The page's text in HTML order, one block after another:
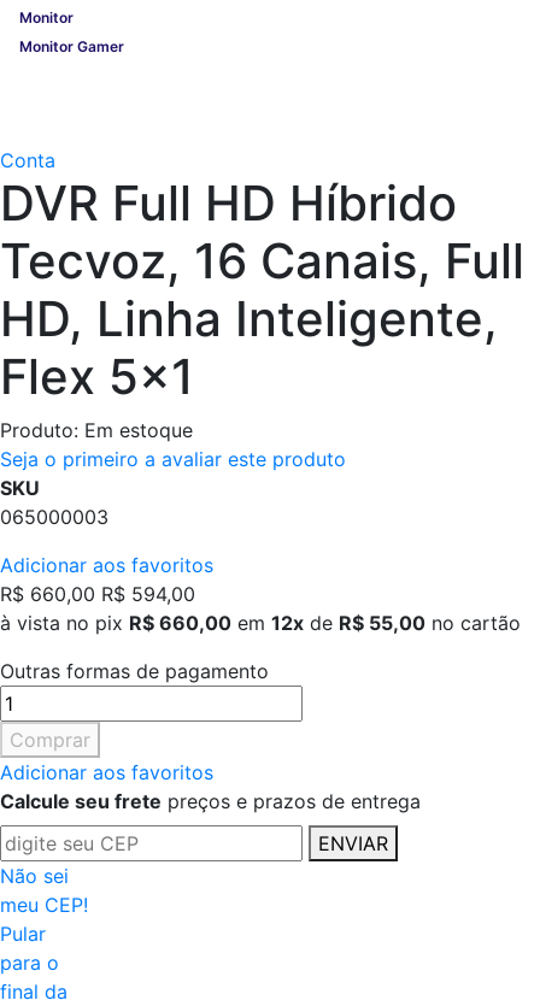
Monitor
Monitor Gamer
Conta
DVR Full HD Híbrido
Tecvoz, 16 Canais, Full
HD, Linha Inteligente,
Flex 5x1
Produto: Em estoque
Seja o primeiro a avaliar este produto
SKU
065000003
Adicionar aos favoritos
R$ 660,00 R$ 594,00
à vista no pix R$ 660,00 em 12x de R$ 55,00 no cartão
Outras formas de pagamento
Comprar
Adicionar aos favoritos
Calcule seu frete preços e prazos de entrega
ENVIAR
Não sei
meu CEP!
Pular
para o
final da